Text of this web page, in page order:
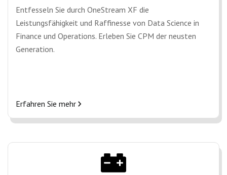
Entfesseln Sie durch OneStream XF die
Leistungsfähigkeit und Raffinesse von Data Science in
Finance und Operations. Erleben Sie CPM der neusten
Generation.
Erfahren Sie mehr